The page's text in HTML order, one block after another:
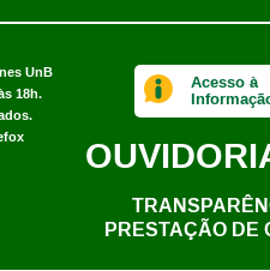
UnB
18h.
Acesso à
PRESTAÇÃO DE